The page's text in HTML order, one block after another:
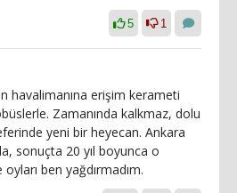
5 1
havalimanına erişim kerameti
Zamanında kalkmaz, dolu
yeni bir heyecan. Ankara
sonuçta 20 yıl boyunca o
ben yağdırmadım.